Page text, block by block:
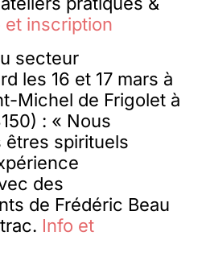
et inscription
secteur
les 16 et 17 mars à
Michel de Frigolet à
: « Nous
êtres spirituels
des
de Frédéric Beau
Info et